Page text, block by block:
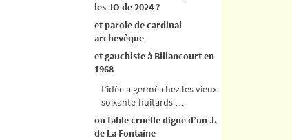
les JO de 2024 ?
et parole de cardinal
archevêque
et gauchiste à Billancourt en
1968
L’idée a germé chez les vieux
soixante-huitards …
ou fable cruelle digne d’un J.
de La Fontaine